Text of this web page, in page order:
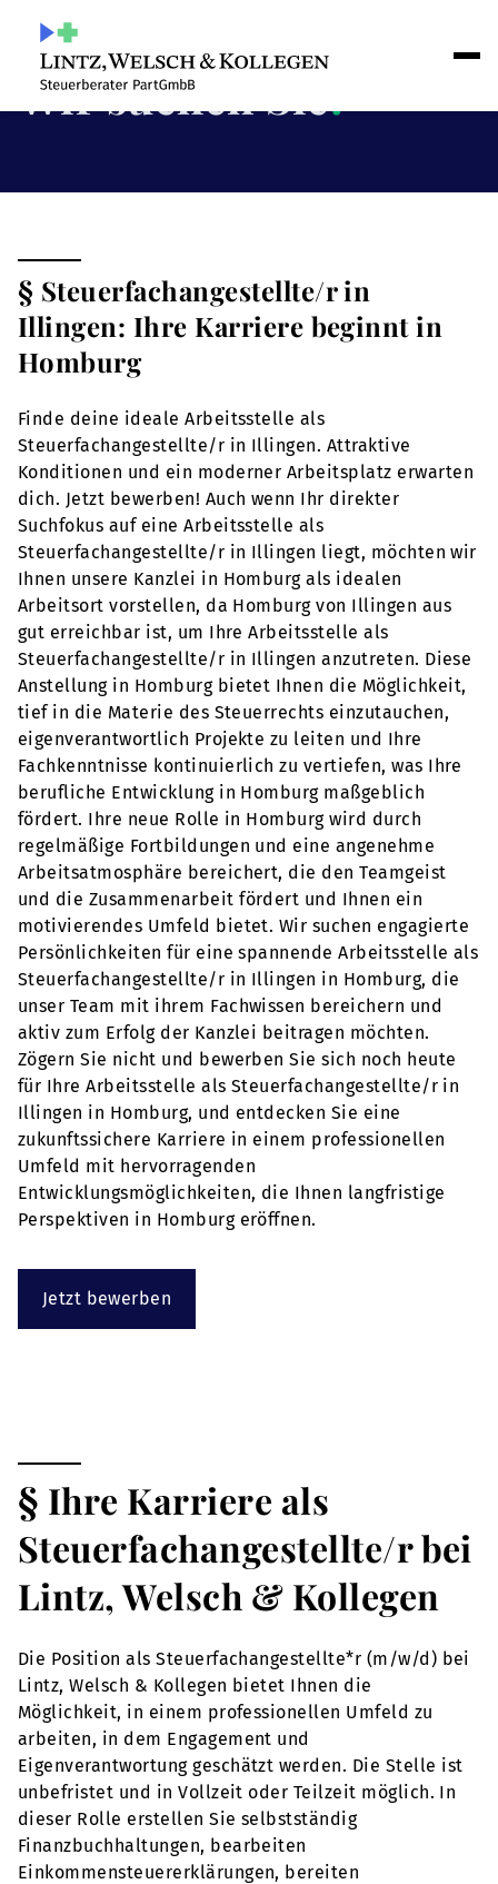
Wir suchen Sie!
§ Steuerfachangestellte/r in
Illingen: Ihre Karriere beginnt in
Homburg
Finde deine ideale Arbeitsstelle als
Steuerfachangestellte/r in Illingen. Attraktive
Konditionen und ein moderner Arbeitsplatz erwarten
dich. Jetzt bewerben! Auch wenn Ihr direkter
Suchfokus auf eine Arbeitsstelle als
Steuerfachangestellte/r in Illingen liegt, möchten wir
Ihnen unsere Kanzlei in Homburg als idealen
Arbeitsort vorstellen, da Homburg von Illingen aus
gut erreichbar ist, um Ihre Arbeitsstelle als
Steuerfachangestellte/r in Illingen anzutreten. Diese
Anstellung in Homburg bietet Ihnen die Möglichkeit,
tief in die Materie des Steuerrechts einzutauchen,
eigenverantwortlich Projekte zu leiten und Ihre
Fachkenntnisse kontinuierlich zu vertiefen, was Ihre
berufliche Entwicklung in Homburg maßgeblich
fördert. Ihre neue Rolle in Homburg wird durch
regelmäßige Fortbildungen und eine angenehme
Arbeitsatmosphäre bereichert, die den Teamgeist
und die Zusammenarbeit fördert und Ihnen ein
motivierendes Umfeld bietet. Wir suchen engagierte
Persönlichkeiten für eine spannende Arbeitsstelle als
Steuerfachangestellte/r in Illingen in Homburg, die
unser Team mit ihrem Fachwissen bereichern und
aktiv zum Erfolg der Kanzlei beitragen möchten.
Zögern Sie nicht und bewerben Sie sich noch heute
für Ihre Arbeitsstelle als Steuerfachangestellte/r in
Illingen in Homburg, und entdecken Sie eine
zukunftssichere Karriere in einem professionellen
Umfeld mit hervorragenden
Entwicklungsmöglichkeiten, die Ihnen langfristige
Perspektiven in Homburg eröffnen.
Jetzt bewerben
§ Ihre Karriere als
Steuerfachangestellte/r bei
Lintz, Welsch & Kollegen
Die Position als Steuerfachangestellte*r (m/w/d) bei
Lintz, Welsch & Kollegen bietet Ihnen die
Möglichkeit, in einem professionellen Umfeld zu
arbeiten, in dem Engagement und
Eigenverantwortung geschätzt werden. Die Stelle ist
unbefristet und in Vollzeit oder Teilzeit möglich. In
dieser Rolle erstellen Sie selbstständig
Finanzbuchhaltungen, bearbeiten
Einkommensteuererklärungen, bereiten